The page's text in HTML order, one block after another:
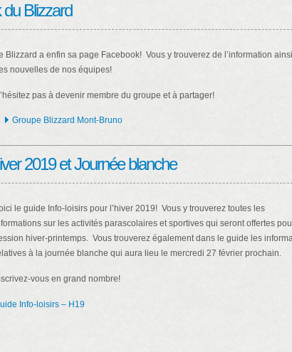
Blizzard
Blizzard a enfin sa page Facebook! Vous y trouverez de l’information
nouvelles de nos équipes!
pas à devenir membre du groupe et à partager!
Groupe Blizzard Mont-Bruno
2019 et Journée blanche
le guide Info-loisirs pour l’hiver 2019! Vous y trouverez toutes les
sur les activités parascolaires et sportives qui seront offertes
hiver-printemps. Vous trouverez également dans le guide les
à la journée blanche qui aura lieu le mercredi 27 février prochain.
vous en grand nombre!
Info-loisirs – H19